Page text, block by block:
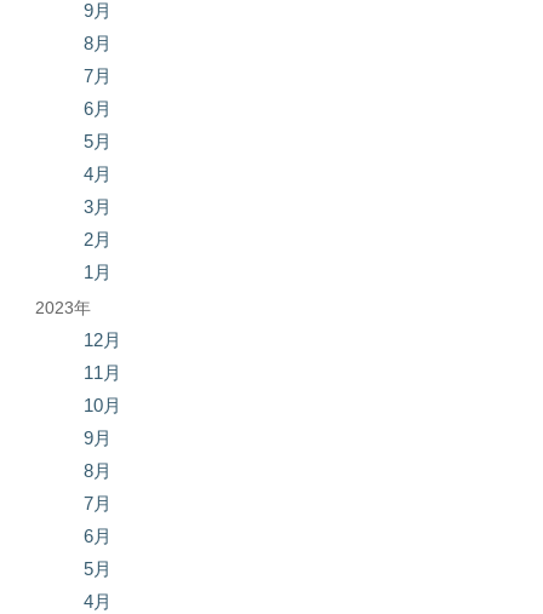
9月
8月
7月
6月
5月
4月
3月
2月
1月
2023年
12月
11月
10月
9月
8月
7月
6月
5月
4月